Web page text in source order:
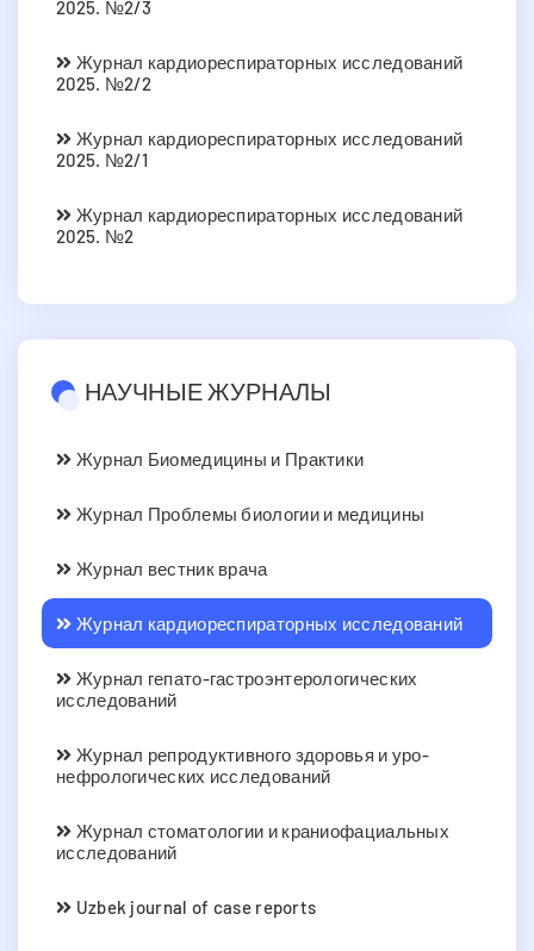
2025. №2/3
Журнал кардиореспираторных исследований
2025. №2/2
Журнал кардиореспираторных исследований
2025. №2/1
Журнал кардиореспираторных исследований
2025. №2
НАУЧНЫЕ ЖУРНАЛЫ
Журнал Биомедицины и Практики
Журнал Проблемы биологии и медицины
Журнал вестник врача
Журнал кардиореспираторных исследований
Журнал гепато-гастроэнтерологических
исследований
Журнал репродуктивного здоровья и уро-
нефрологических исследований
Журнал стоматологии и краниофациальных
исследований
Uzbek journal of case reports